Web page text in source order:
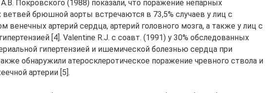
Покровского (1988) показали, что поражение непарных
брюшной аорты встречаются в 73,5% случаев у лиц с
венечных артерий сердца, артерий головного мозга, а также у лиц с
[4]. Valentine R.J. с соавт. (1991) у 30% обследованных
гипертензией и ишемической болезнью сердца при
обнаружили атеросклеротическое поражение чревного ствола и
артерии [5].